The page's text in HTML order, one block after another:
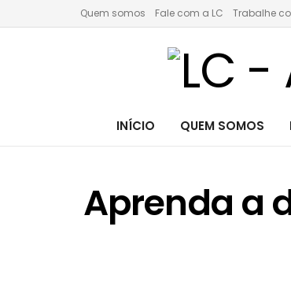
Quem somos Fale com a LC Trabalhe
INÍCIO QUEM SOMOS
Aprenda a